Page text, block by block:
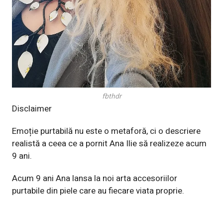
fbthdr
Disclaimer
Emoție purtabilă nu este o metaforă, ci o descriere
realistă a ceea ce a pornit Ana Ilie să realizeze acum
9 ani.
Acum 9 ani Ana lansa la noi arta accesoriilor
purtabile din piele care au fiecare viata proprie.